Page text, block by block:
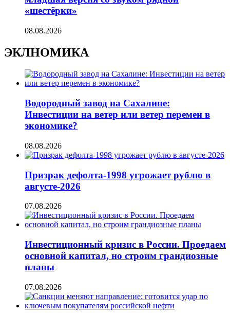
«шестёрки»
08.08.2026
ЭКЛНОМИКА
Водородный завод на Сахалине:
Инвестиции на ветер или ветер перемен в
экономике?
08.08.2026
Призрак дефолта-1998 угрожает рублю в
августе-2026
07.08.2026
Инвестиционный кризис в России. Проедаем
основной капитал, но строим грандиозные
планы
07.08.2026